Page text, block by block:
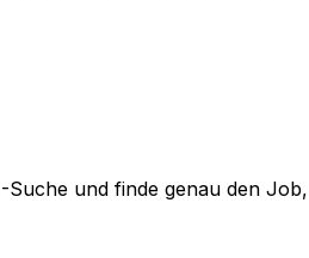
und finde genau den